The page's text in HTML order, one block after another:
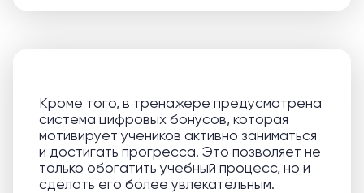
Кроме того, в тренажере предусмотрена
система цифровых бонусов, которая
мотивирует учеников активно заниматься
и достигать прогресса. Это позволяет не
только обогатить учебный процесс, но и
сделать его более увлекательным.